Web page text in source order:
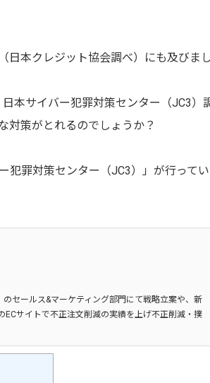
日本クレジット協会調べ）にも及びま
本サイバー犯罪対策センター（JC3）
対策がとれるのでしょうか？
犯罪対策センター（JC3）」が行ってい
セールス&マーケティング部門にて戦略立案や、新
サイトで不正注文削減の実績を上げ不正削減・撲